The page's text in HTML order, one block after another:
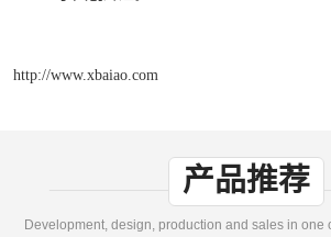
http://www.xbaiao.com
产品推荐